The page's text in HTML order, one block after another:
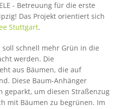
- Betreuung für die erste
Das Projekt orientiert sich
Stuttgart.
schnell mehr Grün in die
werden. Die
aus Bäumen, die auf
Diese Baum-Anhänger
geparkt, um diesen Straßenzug
mit Bäumen zu begrünen. Im